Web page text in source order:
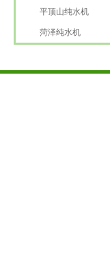
平顶山纯水机
菏泽纯水机